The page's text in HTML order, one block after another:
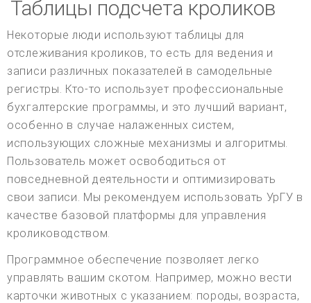
Таблицы подсчета кроликов
Некоторые люди используют таблицы для
отслеживания кроликов, то есть для ведения и
записи различных показателей в самодельные
регистры. Кто-то использует профессиональные
бухгалтерские программы, и это лучший вариант,
особенно в случае налаженных систем,
использующих сложные механизмы и алгоритмы.
Пользователь может освободиться от
повседневной деятельности и оптимизировать
свои записи. Мы рекомендуем использовать УрГУ в
качестве базовой платформы для управления
кролиководством.
Программное обеспечение позволяет легко
управлять вашим скотом. Например, можно вести
карточки животных с указанием: породы, возраста,